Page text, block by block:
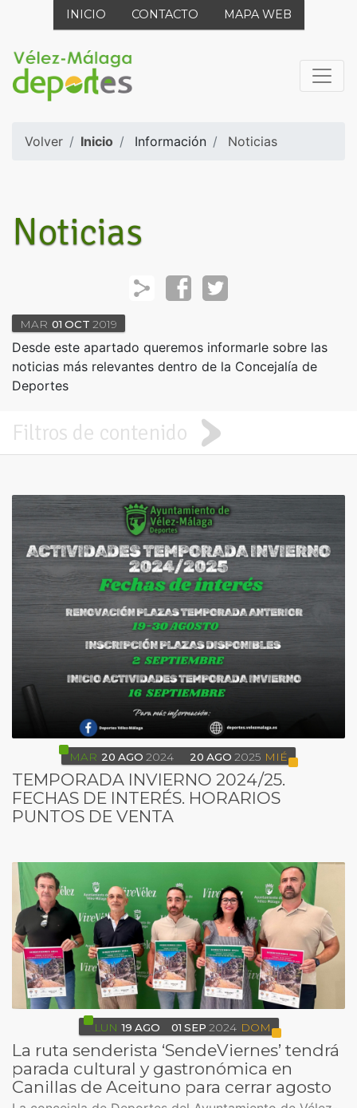
INICIO CONTACTO MAPA WEB
Volver Inicio Información Noticias
Noticias
MAR 01 OCT 2019
Desde este apartado queremos informarle sobre las
noticias más relevantes dentro de la Concejalía de
Deportes
Filtros de contenido
MAR 20 AGO 2024 20 AGO 2025 MIÉ
TEMPORADA INVIERNO 2024/25.
FECHAS DE INTERÉS. HORARIOS
PUNTOS DE VENTA
LUN 19 AGO 01 SEP 2024 DOM
La ruta senderista ‘SendeViernes’ tendrá
parada cultural y gastronómica en
Canillas de Aceituno para cerrar agosto